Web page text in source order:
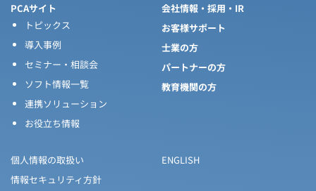
PCAサイト
トピックス
導入事例
セミナー・相談会
ソフト情報一覧
連携ソリューション
お役立ち情報
会社情報・採用・IR
お客様サポート
士業の方
パートナーの方
教育機関の方
個人情報の取扱い
情報セキュリティ方針
ENGLISH